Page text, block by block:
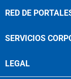
RED DE
SERVICIOS
LEGAL